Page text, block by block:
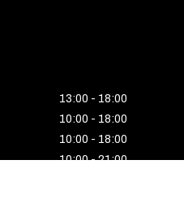
13:00 - 18:00
10:00 - 18:00
10:00 - 18:00
10:00 - 21:00